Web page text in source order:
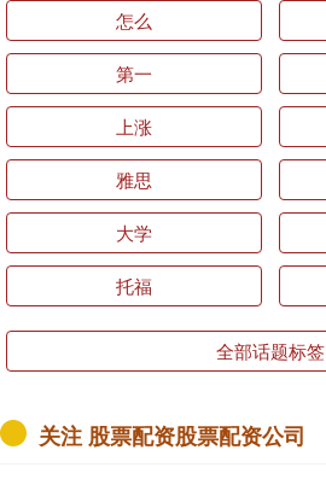
怎么
第一
上涨
雅思
大学
托福
全部话题标签
关注 股票配资股票配资公司